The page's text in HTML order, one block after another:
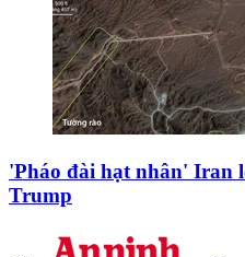
'Pháo đài hạt nhân' Iran
Trump